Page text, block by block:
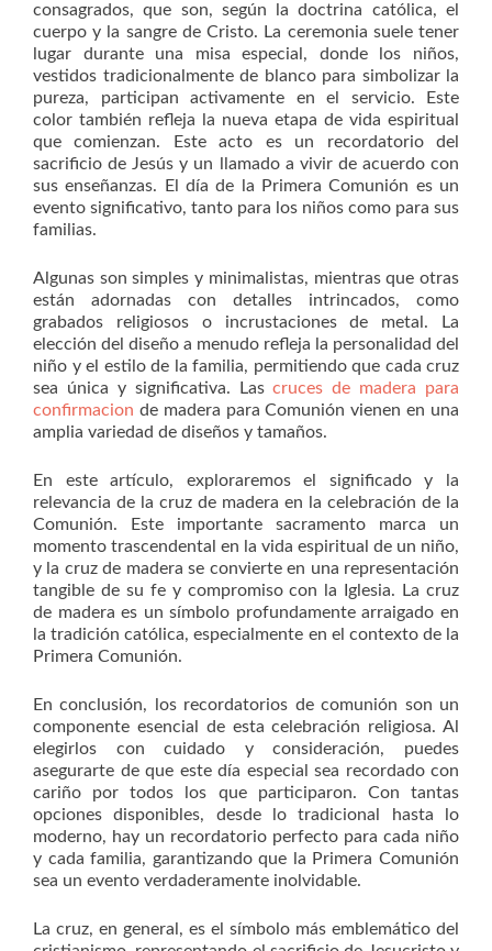
consagrados, que son, según la doctrina católica, el
cuerpo y la sangre de Cristo. La ceremonia suele tener
lugar durante una misa especial, donde los niños,
vestidos tradicionalmente de blanco para simbolizar la
pureza, participan activamente en el servicio. Este
color también refleja la nueva etapa de vida espiritual
que comienzan. Este acto es un recordatorio del
sacrificio de Jesús y un llamado a vivir de acuerdo con
sus enseñanzas. El día de la Primera Comunión es un
evento significativo, tanto para los niños como para sus
familias.
Algunas son simples y minimalistas, mientras que otras
están adornadas con detalles intrincados, como
grabados religiosos o incrustaciones de metal. La
elección del diseño a menudo refleja la personalidad del
niño y el estilo de la familia, permitiendo que cada cruz
sea única y significativa. Lascruces de madera para
confirmacion de madera para Comunión vienen en una
amplia variedad de diseños y tamaños.
En este artículo, exploraremos el significado y la
relevancia de la cruz de madera en la celebración de la
Comunión. Este importante sacramento marca un
momento trascendental en la vida espiritual de un niño,
y la cruz de madera se convierte en una representación
tangible de su fe y compromiso con la Iglesia. La cruz
de madera es un símbolo profundamente arraigado en
la tradición católica, especialmente en el contexto de la
Primera Comunión.
En conclusión, los recordatorios de comunión son un
componente esencial de esta celebración religiosa. Al
elegirlos con cuidado y consideración, puedes
asegurarte de que este día especial sea recordado con
cariño por todos los que participaron. Con tantas
opciones disponibles, desde lo tradicional hasta lo
moderno, hay un recordatorio perfecto para cada niño
y cada familia, garantizando que la Primera Comunión
sea un evento verdaderamente inolvidable.
La cruz, en general, es el símbolo más emblemático del